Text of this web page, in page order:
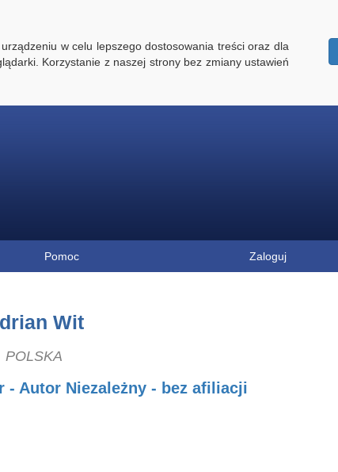
w celu lepszego dostosowania treści oraz dla
Korzystanie z naszej strony bez zmiany ustawień
Pomoc Zaloguj
Wit
POLSKA
- Autor Niezależny - bez afiliacji